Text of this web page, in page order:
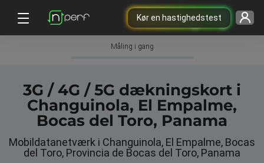
Kør en hastighedstest
Måling i gang
3G / 4G / 5G dækningskort i
Changuinola, El Empalme,
Bocas del Toro, Panama
Mobildatanetværk i Changuinola, El Empalme, Bocas
del Toro, Provincia de Bocas del Toro, Panama